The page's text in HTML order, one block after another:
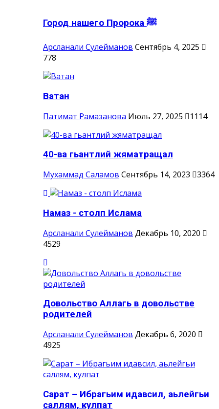
Город нашего Пророка ‎ﷺ
Арсланали Сулейманов Сентябрь 4, 2025
778
Ватан
Патимат Рамазанова Июль 27, 2025 1114
40-ва гьантлий жяматращал
Мухаммад Саламов Сентябрь 14, 2023 3364
Намаз - столп Ислама
Арсланали Сулейманов Декабрь 10, 2020
4529
Довольство Аллагь в довольстве
родителей
Арсланали Сулейманов Декабрь 6, 2020
4925
Сарат – Ибрагьим идавсил, аьлейгьи
саллям, кулпат